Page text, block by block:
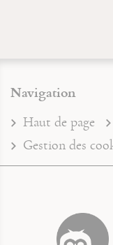
Navigation
Haut de page
Gestion des